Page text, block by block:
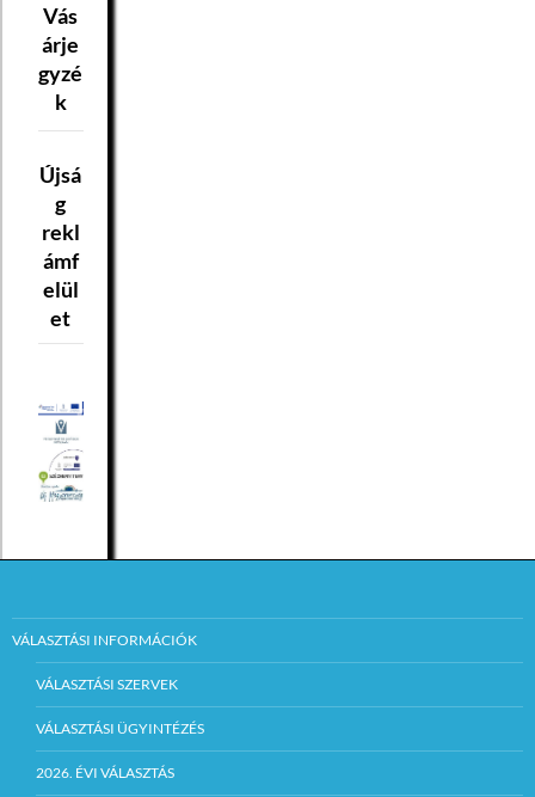
Vás
árje
gyzé
k
Újsá
g
rekl
ámf
elül
et
VÁLASZTÁSI INFORMÁCIÓK
VÁLASZTÁSI SZERVEK
VÁLASZTÁSI ÜGYINTÉZÉS
2026. ÉVI VÁLASZTÁS